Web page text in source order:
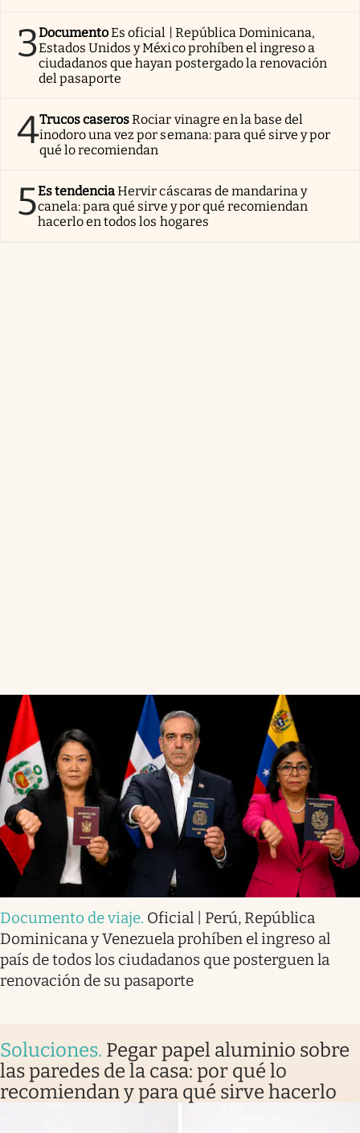
3DocumentoEs oficial | República Dominicana,
Estados Unidos y México prohíben el ingreso a
ciudadanos que hayan postergado la renovación
del pasaporte
4Trucos caserosRociar vinagre en la base del
inodoro una vez por semana: para qué sirve y por
qué lo recomiendan
5Es tendenciaHervir cáscaras de mandarina y
canela: para qué sirve y por qué recomiendan
hacerlo en todos los hogares
Documento de viaje. Oficial | Perú, República
Dominicana y Venezuela prohíben el ingreso al
país de todos los ciudadanos que posterguen la
renovación de su pasaporte
Soluciones. Pegar papel aluminio sobre
las paredes de la casa: por qué lo
recomiendan y para qué sirve hacerlo